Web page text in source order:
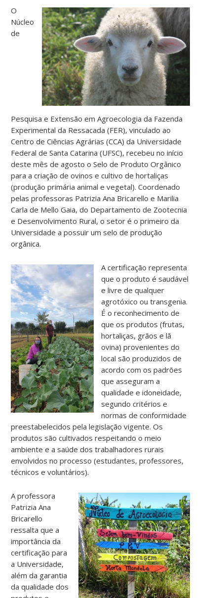
O
Núcleo
de
Pesquisa e Extensão em Agroecologia da Fazenda
Experimental da Ressacada (FER), vinculado ao
Centro de Ciências Agrárias (CCA) da Universidade
Federal de Santa Catarina (UFSC), recebeu no início
deste mês de agosto o Selo de Produto Orgânico
para a criação de ovinos e cultivo de hortaliças
(produção primária animal e vegetal). Coordenado
pelas professoras Patrizia Ana Bricarello e Marilia
Carla de Mello Gaia, do Departamento de Zootecnia
e Desenvolvimento Rural, o setor é o primeiro da
Universidade a possuir um selo de produção
orgânica.
A certificação representa
que o produto é saudável
e livre de qualquer
agrotóxico ou transgenia.
É o reconhecimento de
que os produtos (frutas,
hortaliças, grãos e lã
ovina) provenientes do
local são produzidos de
acordo com os padrões
que asseguram a
qualidade e idoneidade,
segundo critérios e
normas de conformidade
preestabelecidos pela legislação vigente. Os
produtos são cultivados respeitando o meio
ambiente e a saúde dos trabalhadores rurais
envolvidos no processo (estudantes, professores,
técnicos e voluntários).
A professora
Patrizia Ana
Bricarello
ressalta que a
importância da
certificação para
a Universidade,
além da garantia
da qualidade dos